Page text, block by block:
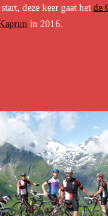
deze keer gaat het de
in 2016.